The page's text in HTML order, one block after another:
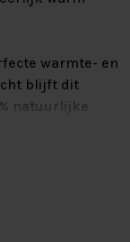
warmte- en
blijft dit
natuurlijke